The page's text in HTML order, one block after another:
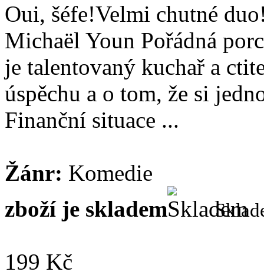
Oui, šéfe!Velmi chutné
Michaël Youn Pořádná
je talentovaný kuchař a
úspěchu a o tom, že si
Finanční situace ...
Žánr: Komedie
zboží je skladem
199 Kč